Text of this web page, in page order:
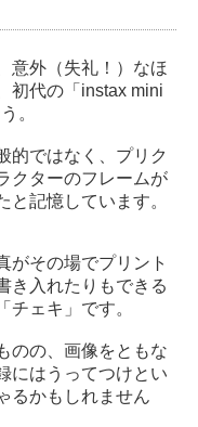
意外（失礼！）なほ
初代の「instax mini
。
的ではなく、プリク
クターのフレームが
と記憶しています。
がその場でプリント
き入れたりもできる
チェキ」です。
のの、画像をともな
にはうってつけとい
るかもしれません